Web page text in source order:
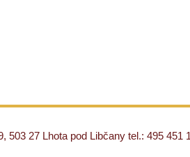
503 27 Lhota pod Libčany tel.: 495